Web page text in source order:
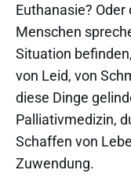
Euthanasie?
Menschen
Situation
von Leid, von
diese Dinge
Palliativmedizin,
Schaffen von
Zuwendung.